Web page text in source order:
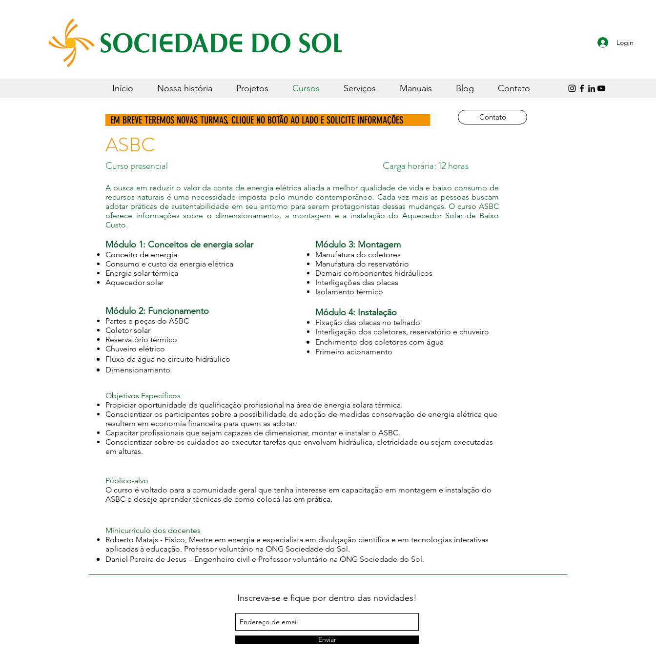
Login
Início Nossa história Projetos Cursos Serviços Manuais Blog Contato
EM BREVE TEREMOS NOVAS TURMAS, CLIQUE NO BOTÃO AO LADO E SOLICITE INFORMAÇÕES
ASBC
Curso presencial Carga horária: 12 horas
A busca em reduzir o valor da conta de energia elétrica aliada a melhor qualidade de vida e baixo consumo de
recursos naturais é uma necessidade imposta pelo mundo contemporâneo. Cada vez mais as pessoas buscam
adotar práticas de sustentabilidade em seu entorno para serem protagonistas dessas mudanças. O curso ASBC
oferece informações sobre o dimensionamento, a montagem e a instalação do Aquecedor Solar de Baixo
Custo.
Módulo 1: Conceitos de energia solar
Conceito de energia
Consumo e custo da energia elétrica
Energia solar térmica
Aquecedor solar
Módulo 2: Funcionamento
Partes e peças do ASBC
Coletor solar
Reservatório térmico
Chuveiro elétrico
Fluxo da água no circuito hidráulico
Dimensionamento
Módulo 3: Montagem
Manufatura do coletores
Manufatura do reservatório
Demais componentes hidráulicos
Interligações das placas
Isolamento térmico
Módulo 4: Instalação
Fixação das placas no telhado
Interligação dos coletores, reservatório e chuveiro
Enchimento dos coletores com água
Primeiro acionamento
Objetivos Específicos
Propiciar oportunidade de qualificação profissional na área de energia solara térmica.
Conscientizar os participantes sobre a possibilidade de adoção de medidas conservação de energia elétrica que
resultem em economia financeira para quem as adotar.
Capacitar profissionais que sejam capazes de dimensionar, montar e instalar o ASBC.
Conscientizar sobre os cuidados ao executar tarefas que envolvam hidráulica, eletricidade ou sejam executadas
em alturas.
Público-alvo
O curso é voltado para a comunidade geral que tenha interesse em capacitação em montagem e instalação do
ASBC e deseje aprender técnicas de como colocá-las em prática.
Minicurrículo dos docentes
Roberto Matajs - Físico, Mestre em energia e especialista em divulgação científica e em tecnologias interativas
aplicadas à educação. Professor voluntário na ONG Sociedade do Sol.
Daniel Pereira de Jesus – Engenheiro civil e Professor voluntário na ONG Sociedade do Sol.
Contato
Inscreva-se e fique por dentro das novidades!
Enviar